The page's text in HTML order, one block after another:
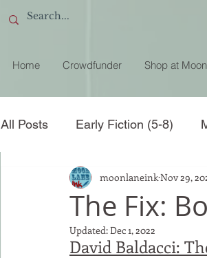
Home Crowdfunder Shop at
All Posts Early Fiction (5-8)
How to write a book review
The Fix:
moonlaneinkNov 29,
Updated:Dec 1, 2022
David Baldacci: